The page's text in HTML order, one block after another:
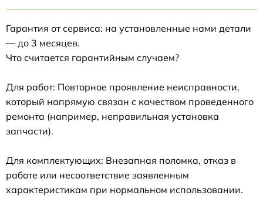
Гарантия от сервиса: на установленные нами детали
— до 3 месяцев.
Что считается гарантийным случаем?
Для работ: Повторное проявление неисправности,
который напрямую связан с качеством проведенного
ремонта (например, неправильная установка
запчасти).
Для комплектующих: Внезапная поломка, отказ в
работе или несоответствие заявленным
характеристикам при нормальном использовании.